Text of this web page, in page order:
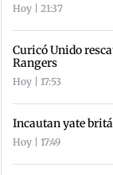
Hoy | 21:37
Curicó Unido
Rangers
Hoy | 17:53
Incautan yate
Hoy | 17:49